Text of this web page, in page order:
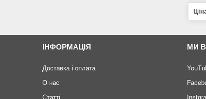
ІНФОРМАЦІЯ
Доставка і оплата
О нас
Статті
МИ